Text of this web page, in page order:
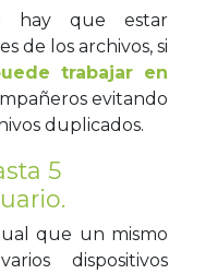
hay que estar
de los archivos, si
trabajar en
evitando
duplicados.
5
que un mismo
dispositivos